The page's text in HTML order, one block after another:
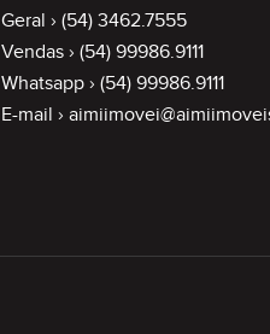
Geral ›(54) 3462.7555
Vendas ›(54) 99986.9111
Whatsapp ›(54) 99986.9111
E-mail ›